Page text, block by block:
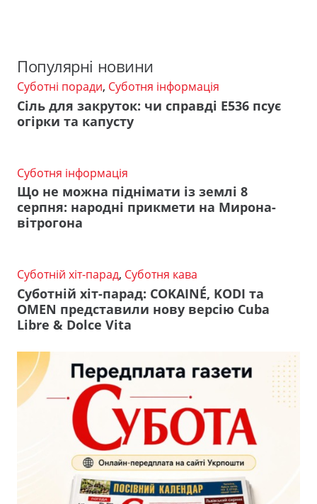
Популярні новини
Суботні поради, Суботня інформація
Сіль для закруток: чи справді Е536 псує
огірки та капусту
Суботня інформація
Що не можна піднімати із землі 8
серпня: народні прикмети на Мирона-
вітрогона
Суботній хіт-парад, Суботня кава
Суботній хіт-парад: COKAINÉ, KODI та
OMEN представили нову версію Cuba
Libre & Dolce Vita